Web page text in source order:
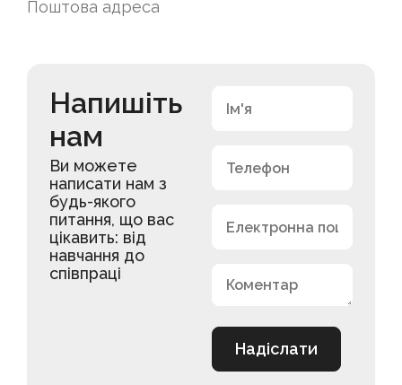
Поштова адреса
Напишіть
нам
Ви можете
написати нам з
будь-якого
питання, що вас
цікавить: від
навчання до
співпраці